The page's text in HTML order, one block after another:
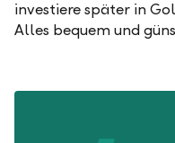
investiere später in
Alles bequem und